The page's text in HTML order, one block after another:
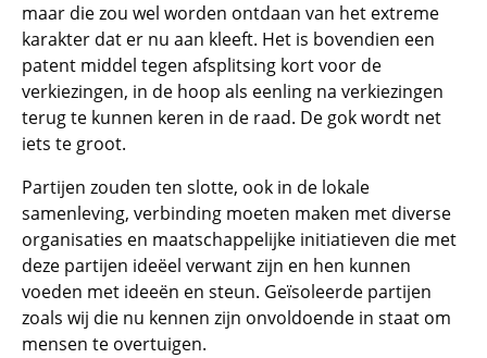
maar die zou wel worden ontdaan van het extreme
karakter dat er nu aan kleeft. Het is bovendien een
patent middel tegen afsplitsing kort voor de
verkiezingen, in de hoop als eenling na verkiezingen
terug te kunnen keren in de raad. De gok wordt net
iets te groot.
Partijen zouden ten slotte, ook in de lokale
samenleving, verbinding moeten maken met diverse
organisaties en maatschappelijke initiatieven die met
deze partijen ideëel verwant zijn en hen kunnen
voeden met ideeën en steun. Geïsoleerde partijen
zoals wij die nu kennen zijn onvoldoende in staat om
mensen te overtuigen.